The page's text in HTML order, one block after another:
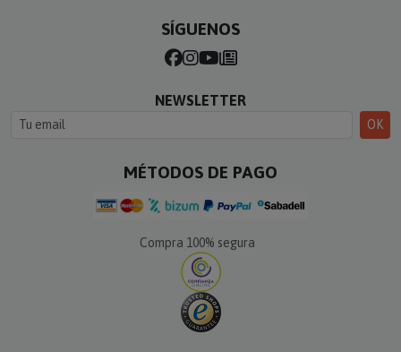
SÍGUENOS
NEWSLETTER
OK
MÉTODOS DE PAGO
Compra 100% segura